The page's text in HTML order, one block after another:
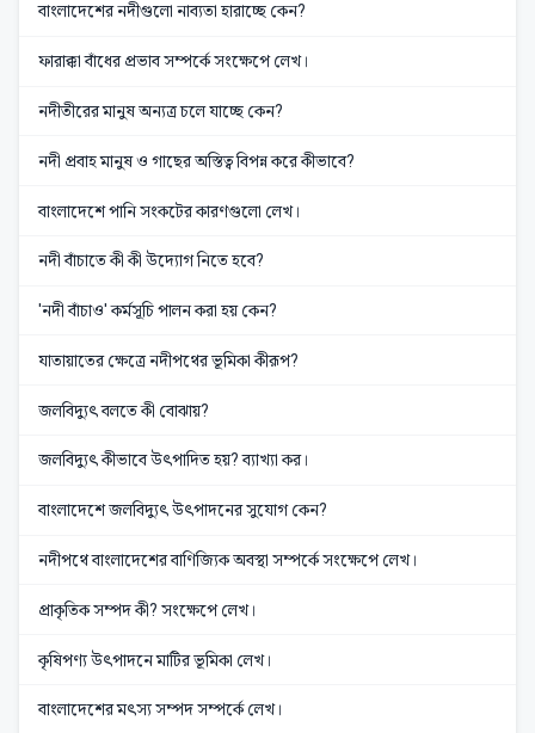
বাংলাদেশের নদীগুলো নাব্যতা হারাচ্ছে কেন?
ফারাক্কা বাঁধের প্রভাব সম্পর্কে সংক্ষেপে লেখ।
নদীতীরের মানুষ অন্যত্র চলে যাচ্ছে কেন?
নদী প্রবাহ মানুষ ও গাছের অস্তিত্ব বিপন্ন করে কীভাবে?
বাংলাদেশে পানি সংকটের কারণগুলো লেখ।
নদী বাঁচাতে কী কী উদ্যোগ নিতে হবে?
'নদী বাঁচাও' কর্মসূচি পালন করা হয় কেন?
যাতায়াতের ক্ষেত্রে নদীপথের ভূমিকা কীরূপ?
জলবিদ্যুৎ বলতে কী বোঝায়?
জলবিদ্যুৎ কীভাবে উৎপাদিত হয়? ব্যাখ্যা কর।
বাংলাদেশে জলবিদ্যুৎ উৎপাদনের সুযোগ কেন?
নদীপথে বাংলাদেশের বাণিজ্যিক অবস্থা সম্পর্কে সংক্ষেপে লেখ।
প্রাকৃতিক সম্পদ কী? সংক্ষেপে লেখ।
কৃষিপণ্য উৎপাদনে মাটির ভূমিকা লেখ।
বাংলাদেশের মৎস্য সম্পদ সম্পর্কে লেখ।